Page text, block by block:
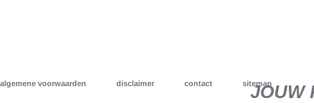
algemene voorwaarden disclaimer contact sitemap
JOUW